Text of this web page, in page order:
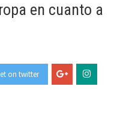
en cuanto a
on twitter